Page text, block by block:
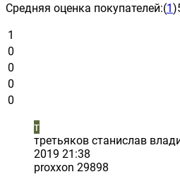
Средняя оценка покупателей:(1)
1
0
0
0
0
т
третьяков станислав
2019 21:38
proxxon 29898